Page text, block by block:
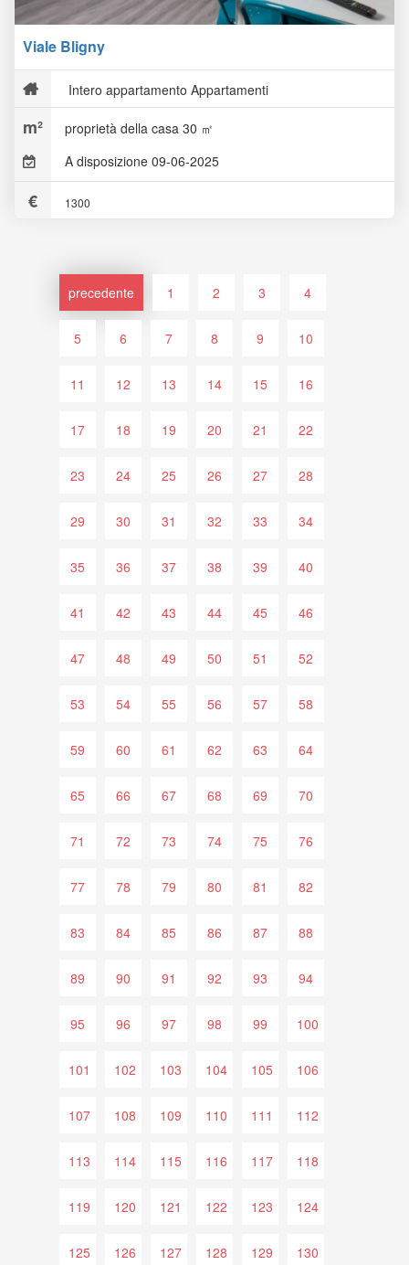
Viale Bligny
Intero appartamento Appartamenti
proprietà della casa 30 ㎡
A disposizione 09-06-2025
1300
precedente 1 2 3 4
5 6 7 8 9 10
11 12 13 14 15 16
17 18 19 20 21 22
23 24 25 26 27 28
29 30 31 32 33 34
35 36 37 38 39 40
41 42 43 44 45 46
47 48 49 50 51 52
53 54 55 56 57 58
59 60 61 62 63 64
65 66 67 68 69 70
71 72 73 74 75 76
77 78 79 80 81 82
83 84 85 86 87 88
89 90 91 92 93 94
95 96 97 98 99 100
101 102 103 104 105 106
107 108 109 110 111 112
113 114 115 116 117 118
119 120 121 122 123 124
125 126 127 128 129 130